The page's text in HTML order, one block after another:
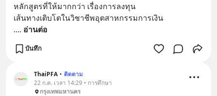
หลักสูตรที่ให้มากกว่า เรื่องการลงทุน
เส้นทางเติบโตในวิชาชีพอุตสาหกรรมการเงิน
.... อ่านต่อ
บันทึก
ThaiPFA • ติดตาม
22 ก.ค. เวลา 14:29 • การศึกษา
กรุงเทพมหานคร